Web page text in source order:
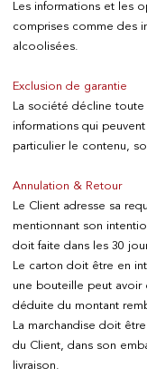
Les informations et les
comprises comme des
alcoolisées.
Exclusion de garantie
La société décline
informations qui
particulier le contenu,
Annulation & Retour
Le Client adresse sa
mentionnant son
doit faite dans les 30
Le carton doit être en
une bouteille peut avoir
déduite du montant
La marchandise doit
du Client, dans son
livraison.